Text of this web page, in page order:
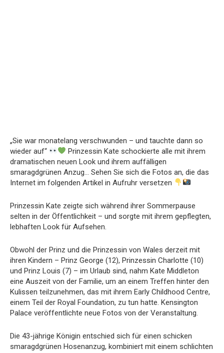
„Sie war monatelang verschwunden – und tauchte dann so
wieder auf“
Prinzessin Kate schockierte alle mit ihrem
dramatischen neuen Look und ihrem auffälligen
smaragdgrünen Anzug… Sehen Sie sich die Fotos an, die das
Internet im folgenden Artikel in Aufruhr versetzen
Prinzessin Kate zeigte sich während ihrer Sommerpause
selten in der Öffentlichkeit – und sorgte mit ihrem gepflegten,
lebhaften Look für Aufsehen.
Obwohl der Prinz und die Prinzessin von Wales derzeit mit
ihren Kindern – Prinz George (12), Prinzessin Charlotte (10)
und Prinz Louis (7) – im Urlaub sind, nahm Kate Middleton
eine Auszeit von der Familie, um an einem Treffen hinter den
Kulissen teilzunehmen, das mit ihrem Early Childhood Centre,
einem Teil der Royal Foundation, zu tun hatte. Kensington
Palace veröffentlichte neue Fotos von der Veranstaltung.
Die 43-jährige Königin entschied sich für einen schicken
smaragdgrünen Hosenanzug, kombiniert mit einem schlichten